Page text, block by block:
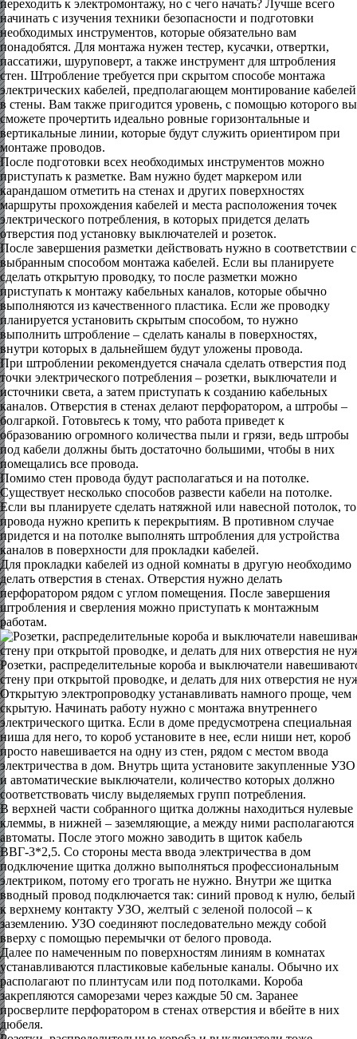
переходить к электромонтажу, но с чего начать? Лучше всего
начинать с изучения техники безопасности и подготовки
необходимых инструментов, которые обязательно вам
понадобятся. Для монтажа нужен тестер, кусачки, отвертки,
пассатижи, шуруповерт, а также инструмент для штробления
стен. Штробление требуется при скрытом способе монтажа
электрических кабелей, предполагающем монтирование кабелей
в стены. Вам также пригодится уровень, с помощью которого вы
сможете прочертить идеально ровные горизонтальные и
вертикальные линии, которые будут служить ориентиром при
монтаже проводов.
После подготовки всех необходимых инструментов можно
приступать к разметке. Вам нужно будет маркером или
карандашом отметить на стенах и других поверхностях
маршруты прохождения кабелей и места расположения точек
электрического потребления, в которых придется делать
отверстия под установку выключателей и розеток.
После завершения разметки действовать нужно в соответствии с
выбранным способом монтажа кабелей. Если вы планируете
сделать открытую проводку, то после разметки можно
приступать к монтажу кабельных каналов, которые обычно
выполняются из качественного пластика. Если же проводку
планируется установить скрытым способом, то нужно
выполнить штробление – сделать каналы в поверхностях,
внутри которых в дальнейшем будут уложены провода.
При штроблении рекомендуется сначала сделать отверстия под
точки электрического потребления – розетки, выключатели и
источники света, а затем приступать к созданию кабельных
каналов. Отверстия в стенах делают перфоратором, а штробы –
болгаркой. Готовьтесь к тому, что работа приведет к
образованию огромного количества пыли и грязи, ведь штробы
под кабели должны быть достаточно большими, чтобы в них
помещались все провода.
Помимо стен провода будут располагаться и на потолке.
Существует несколько способов развести кабели на потолке.
Если вы планируете сделать натяжной или навесной потолок, то
провода нужно крепить к перекрытиям. В противном случае
придется и на потолке выполнять штробления для устройства
каналов в поверхности для прокладки кабелей.
Для прокладки кабелей из одной комнаты в другую необходимо
делать отверстия в стенах. Отверстия нужно делать
перфоратором рядом с углом помещения. После завершения
штробления и сверления можно приступать к монтажным
работам.
Розетки, распределительные короба и выключатели
стену при открытой проводке, и делать для них отверстия не
Открытую электропроводку устанавливать намного проще, чем
скрытую. Начинать работу нужно с монтажа внутреннего
электрического щитка. Если в доме предусмотрена специальная
ниша для него, то короб установите в нее, если ниши нет, короб
просто навешивается на одну из стен, рядом с местом ввода
электричества в дом. Внутрь щита установите закупленные УЗО
и автоматические выключатели, количество которых должно
соответствовать числу выделяемых групп потребления.
В верхней части собранного щитка должны находиться нулевые
клеммы, в нижней – заземляющие, а между ними располагаются
автоматы. После этого можно заводить в щиток кабель
ВВГ-3*2,5. Со стороны места ввода электричества в дом
подключение щитка должно выполняться профессиональным
электриком, потому его трогать не нужно. Внутри же щитка
вводный провод подключается так: синий провод к нулю, белый
к верхнему контакту УЗО, желтый с зеленой полосой – к
заземлению. УЗО соединяют последовательно между собой
вверху с помощью перемычки от белого провода.
Далее по намеченным по поверхностям линиям в комнатах
устанавливаются пластиковые кабельные каналы. Обычно их
располагают по плинтусам или под потолками. Короба
закрепляются саморезами через каждые 50 см. Заранее
просверлите перфоратором в стенах отверстия и вбейте в них
дюбеля.